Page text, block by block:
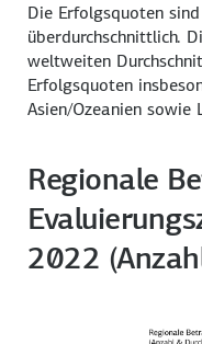
Die Erfolgsquoten
überdurchschnittlich.
weltweiten
Erfolgsquoten
Asien/Ozeanien sowie
Regionale
2022